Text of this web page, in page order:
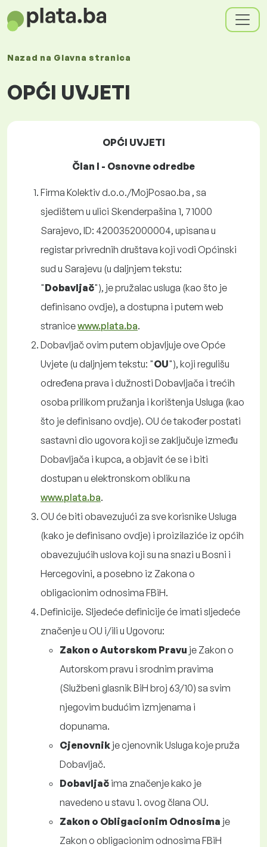
Nazad na Glavna stranica
OPĆI UVJETI
OPĆI UVJETI
Član I - Osnovne odredbe
Firma Kolektiv d.o.o./MojPosao.ba , sa
sjedištem u ulici Skenderpašina 1, 71000
Sarajevo, ID: 4200352000004, upisana u
registar privrednih društava koji vodi Općinski
sud u Sarajevu (u daljnjem tekstu:
"Dobavljač"), je pružalac usluga (kao što je
definisano ovdje), a dostupna i putem web
stranicewww.plata.ba.
Dobavljač ovim putem objavljuje ove Opće
Uvjete (u daljnjem tekstu: "OU"), koji regulišu
određena prava i dužnosti Dobavljača i trećih
osoba prilikom pružanja i korištenja Usluga (kao
što je definisano ovdje). OU će također postati
sastavni dio ugovora koji se zaključuje između
Dobavljača i kupca, a objavit će se i biti
dostupan u elektronskom obliku na
www.plata.ba.
OU će biti obavezujući za sve korisnike Usluga
(kako je definisano ovdje) i proizilaziće iz općih
obavezujućih uslova koji su na snazi u Bosni i
Hercegovini, a posebno iz Zakona o
obligacionim odnosima FBiH.
Definicije. Sljedeće definicije će imati sljedeće
značenje u OU i/ili u Ugovoru:
Zakon o Autorskom Pravu je Zakon o
Autorskom pravu i srodnim pravima
(Službeni glasnik BiH broj 63/10) sa svim
njegovim budućim izmjenama i
dopunama.
Cjenovnik je cjenovnik Usluga koje pruža
Dobavljač.
Dobavljač ima značenje kako je
navedeno u stavu 1. ovog člana OU.
Zakon o Obligacionim Odnosima je
Zakon o obligacionim odnosima FBiH